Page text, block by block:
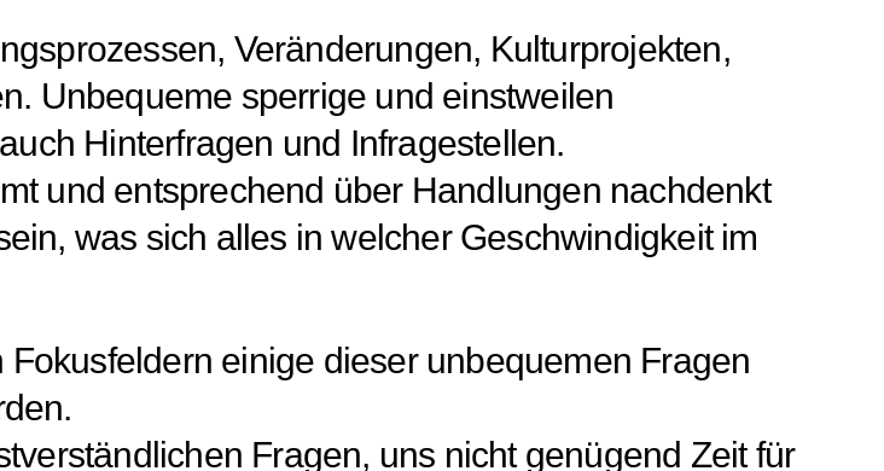
Veränderungen, Kulturprojekten,
Unbequeme sperrige und einstweilen
Hinterfragen und Infragestellen.
und entsprechend über Handlungen nachdenkt
was sich alles in welcher Geschwindigkeit im
einige dieser unbequemen Fragen
Fragen, uns nicht genügend Zeit für